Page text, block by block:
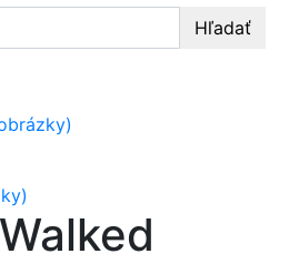
Hľadať